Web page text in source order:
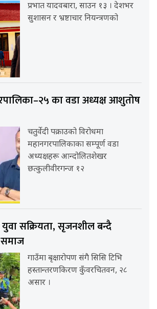
प्रभात यादवबारा, साउन १३ । देशभर
सुशासन र भ्रष्टाचार नियन्त्रणको
का वडा अध्यक्ष आशुतोष
चतुर्वेदी पक्राउको विरोधमा
महानगरपालिकाका सम्पूर्ण वडा
अध्यक्षहरू आन्दोलितशेखर
छत्कुलीवीरगन्ज १२
सक्रियता, सृजनशील बन्दै
गाउँमा बृक्षारोपण संगै सिसि टिभि
हस्तान्तरणकिरण कुँवरचितवन, २८
असार ।